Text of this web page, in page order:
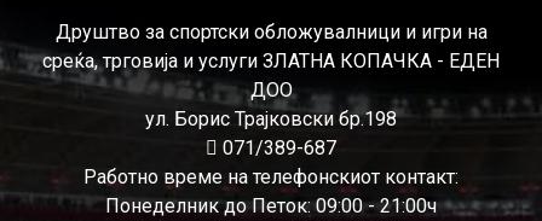
Друштво за спортски обложувалници и игри на
среќа, трговија и услуги ЗЛАТНА КОПАЧКА - ЕДЕН
ДОО
ул. Борис Трајковски бр.198
071/389-687
Работно време на телефонскиот контакт:
Понеделник до Петок: 09:00 - 21:00ч